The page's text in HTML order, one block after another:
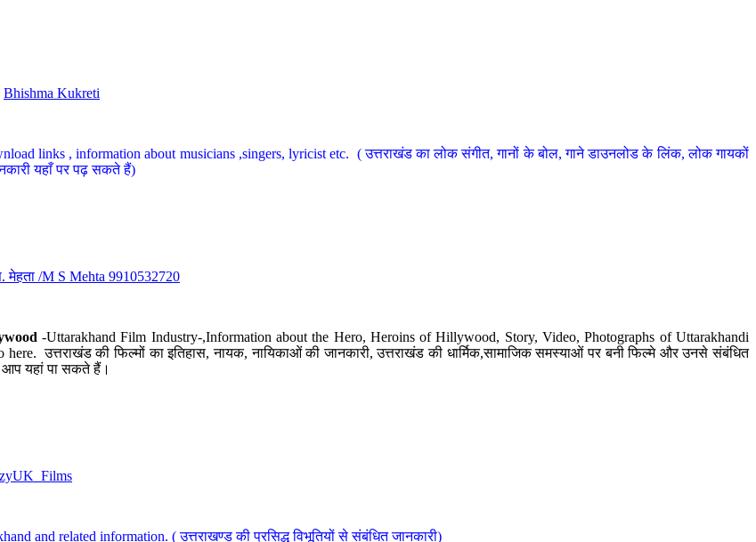
Bhishma Kukreti
links , information about musicians ,singers, lyricist etc. ( उत्तराखंड का लोक संगीत, गानों के बोल, गाने डाउनलोड के लिंक, लोक गायकों
यहाँ पर पढ़ सकते हैं)
मेहता /M S Mehta 9910532720
-Uttarakhand Film Industry-,Information about the Hero, Heroins of Hillywood, Story, Video, Photographs of Uttarakhandi
उत्तराखंड की फिल्मों का इतिहास, नायक, नायिकाओं की जानकारी, उत्तराखंड की धार्मिक,सामाजिक समस्याओं पर बनी फिल्मे और उनसे संबंधित
आप यहां पा सकते हैं।
and related information. ( उत्तराखण्ड की प्रसिद्ध विभूतियों से संबंधित जानकारी)